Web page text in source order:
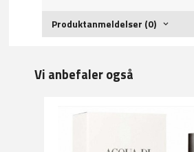
Produktanmeldelser (0)
Vi anbefaler også